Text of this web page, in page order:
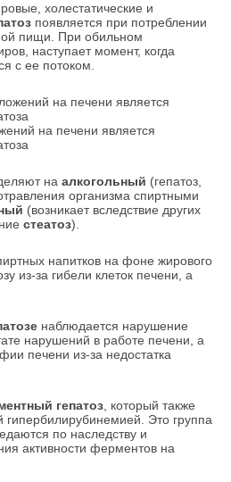
холестатические и
появляется при потреблении
пищи. При обильном
наступает момент, когда
с ее потоком.
на печени является
наалкогольный (гепатоз,
организма спиртными
(возникает вследствие других
стеатоз).
напитков на фоне жирового
из-за гибели клеток печени, а
наблюдается нарушение
нарушений в работе печени, а
печени из-за недостатка
гепатоз, который также
Это группа
по наследству и
активности ферментов на